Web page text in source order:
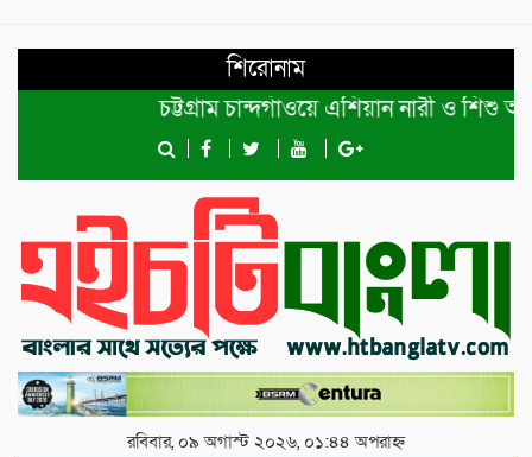
শিরোনাম
চট্টগ্রাম চান্দগাঁওয়ে এশিয়ান নারী ও শিশু
রবিবার, ০৯ অগাস্ট ২০২৬, ০১:৪৪ অপরাহ্ন